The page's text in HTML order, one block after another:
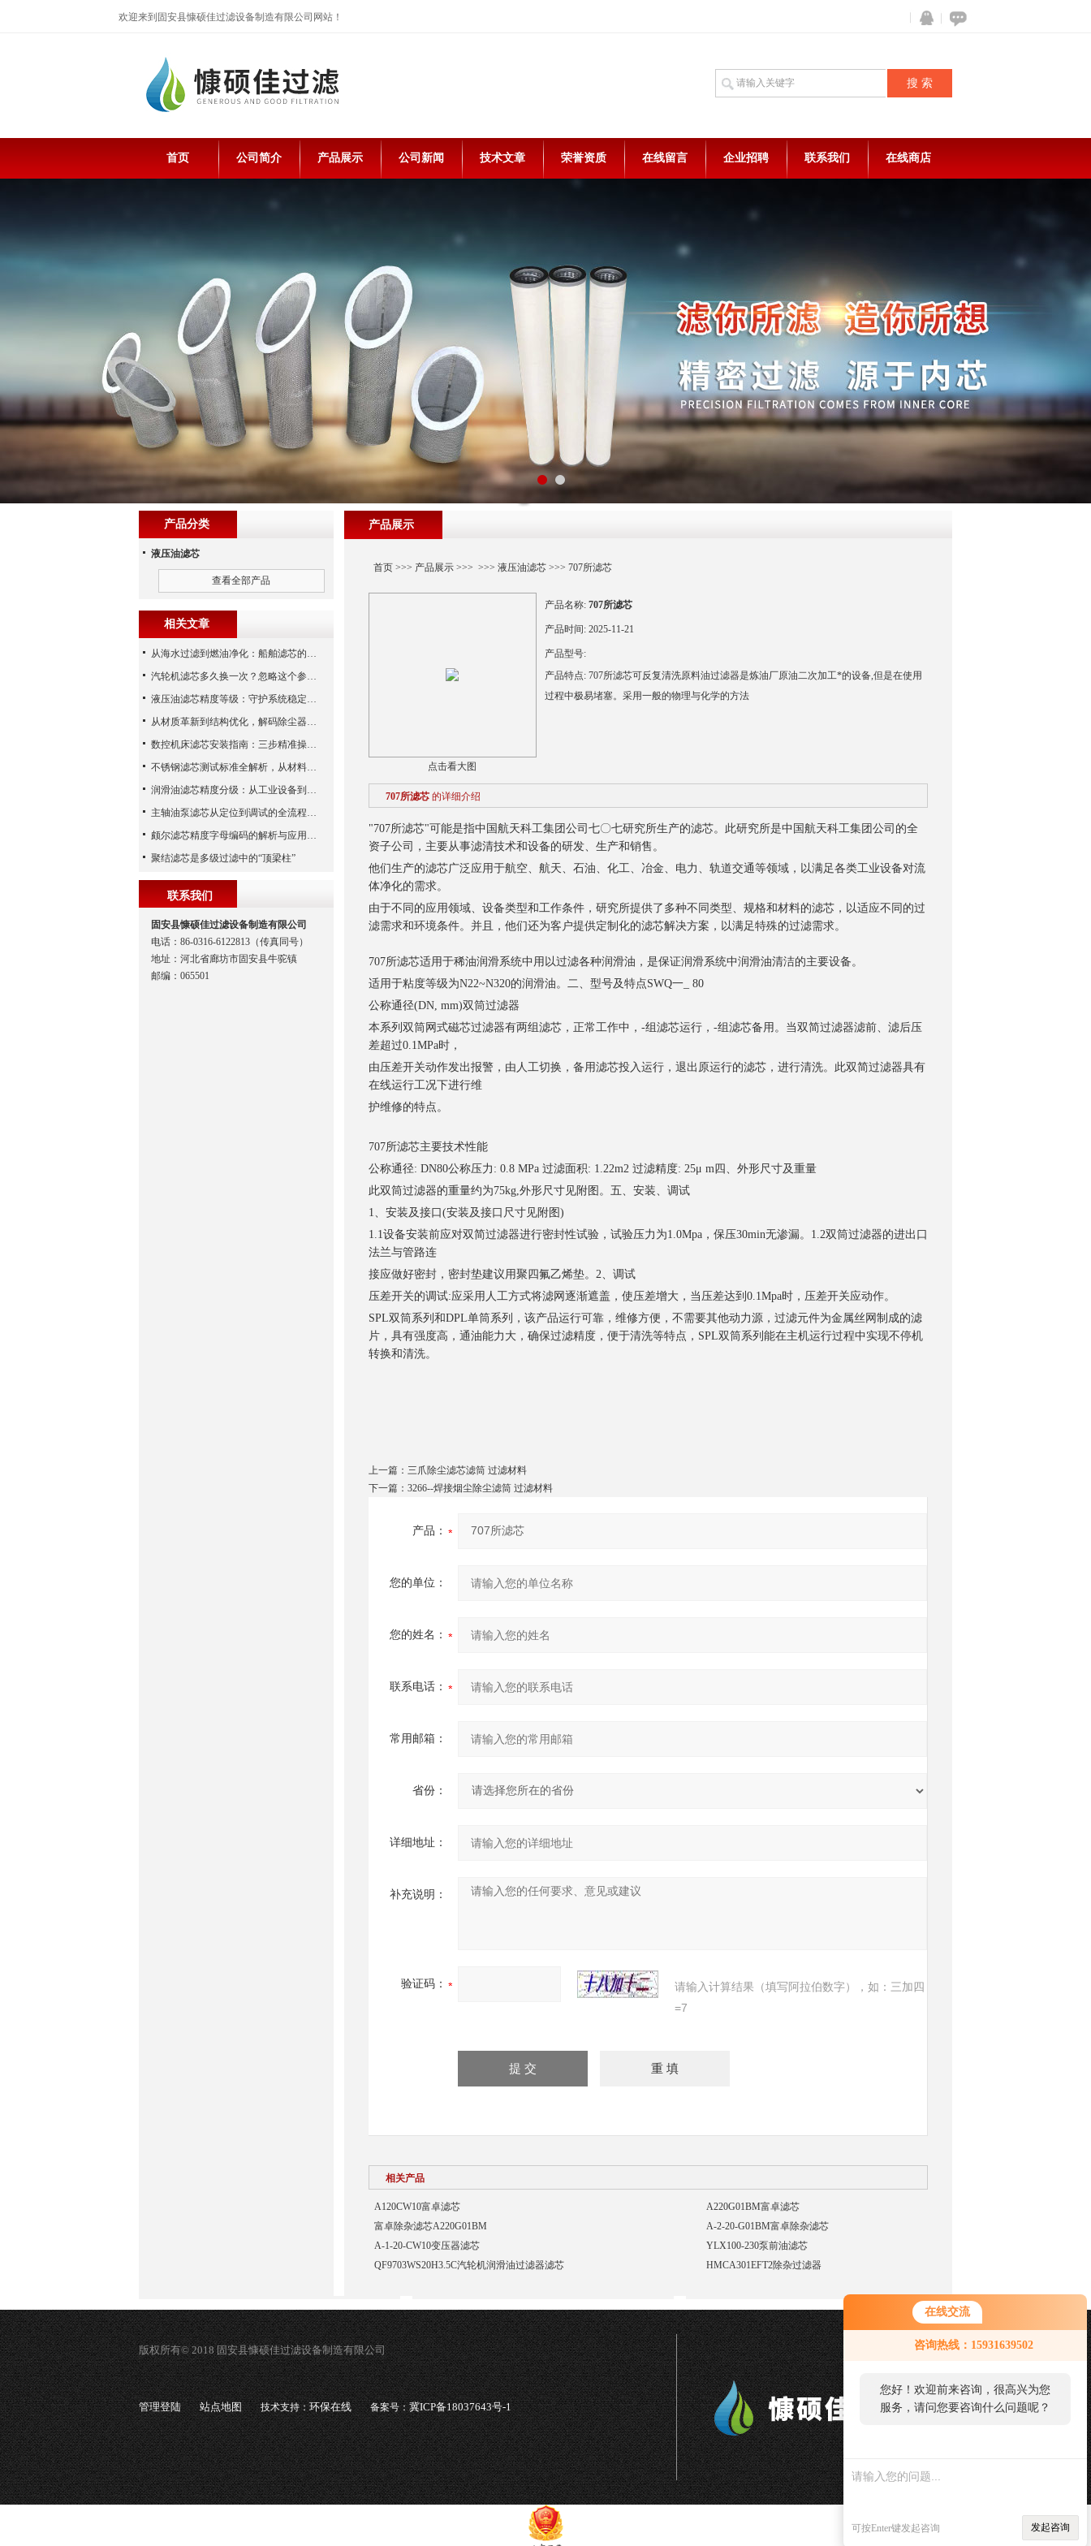
在线交流
咨询热线：15931639502
您好！欢迎前来咨询，很高兴为您
服务，请问您要咨询什么问题呢？
您好，看您停留很久了，是否找到
了需求产品，您可以直接在线与我
可按Enter键发起咨询 发起咨询
欢迎来到固安县慷硕佳过滤设备制造有限公司网站！
在线咨
QQ
首页 公司简介 产品展示 公司新闻 技术文章 荣誉资质 在线留言 企业招聘 联系我们 在线商店
产品展示
首页>>> 产品展示>>> >>> 液压油滤芯>>> 707所滤芯
点击看大图
产品名称: 707所滤芯
产品时间: 2025-11-21
产品型号:
产品特点: 707所滤芯可反复清洗原料油过滤器是炼油厂原油二次加工*的设备,但是在使用
过程中极易堵塞。采用一般的物理与化学的方法
707所滤芯 的详细介绍
"707所滤芯"可能是指中国航天科工集团公司七〇七研究所生产的滤芯。此研究所是中国航天科工集团公司的全
资子公司，主要从事滤清技术和设备的研发、生产和销售。
他们生产的滤芯广泛应用于航空、航天、石油、化工、冶金、电力、轨道交通等领域，以满足各类工业设备对流
体净化的需求。
由于不同的应用领域、设备类型和工作条件，研究所提供了多种不同类型、规格和材料的滤芯，以适应不同的过
滤需求和环境条件。并且，他们还为客户提供定制化的滤芯解决方案，以满足特殊的过滤需求。
707所滤芯适用于稀油润滑系统中用以过滤各种润滑油，是保证润滑系统中润滑油清洁的主要设备。
适用于粘度等级为N22~N320的润滑油。二、型号及特点SWQ一_ 80
公称通径(DN, mm)双筒过滤器
本系列双筒网式磁芯过滤器有两组滤芯，正常工作中，-组滤芯运行，-组滤芯备用。当双简过滤器滤前、滤后压
差超过0.1MPa时，
由压差开关动作发出报警，由人工切换，备用滤芯投入运行，退出原运行的滤芯，进行清洗。此双简过滤器具有
在线运行工况下进行维
护维修的特点。
707所滤芯主要技术性能
公称通径: DN80公称压力: 0.8 MPa 过滤面积: 1.22m2 过滤精度: 25μ m四、外形尺寸及重量
此双筒过滤器的重量约为75kg,外形尺寸见附图。五、安装、调试
1、安装及接口(安装及接口尺寸见附图)
1.1设备安装前应对双简过滤器进行密封性试验，试验压力为1.0Mpa，保压30min无渗漏。1.2双筒过滤器的进出口
法兰与管路连
接应做好密封，密封垫建议用聚四氟乙烯垫。2、调试
压差开关的调试:应采用人工方式将滤网逐渐遮盖，使压差增大，当压差达到0.1Mpa时，压差开关应动作。
SPL双筒系列和DPL单筒系列，该产品运行可靠，维修方便，不需要其他动力源，过滤元件为金属丝网制成的滤
片，具有强度高，通油能力大，确保过滤精度，便于清洗等特点，SPL双筒系列能在主机运行过程中实现不停机
转换和清洗。
上一篇： 三爪除尘滤芯滤筒 过滤材料
下一篇： 3266--焊接烟尘除尘滤筒 过滤材料
产品：
您的单位：
您的姓名：
联系电话：
常用邮箱：
省份：
详细地址：
补充说明：
验证码：
请输入计算结果（填写阿拉伯数字），如：三加四
=7
相关产品
A120CW10富卓滤芯
A220G01BM富卓滤芯
富卓除杂滤芯A220G01BM
A-2-20-G01BM富卓除杂滤芯
A-1-20-CW10变压器滤芯
YLX100-230泵前油滤芯
QF9703WS20H3.5C汽轮机润滑油过滤器滤芯
HMCA301EFT2除杂过滤器
产品分类
液压油滤芯
查看全部产品
相关文章
从海水过滤到燃油净化：船舶滤芯的多场景应用解析
汽轮机滤芯多久换一次？忽略这个参数，机组非停损失可能上百万！
液压油滤芯精度等级：守护系统稳定与寿命的“微米标尺”
从材质革新到结构优化，解码除尘器滤芯性能跃升的核心逻辑
数控机床滤芯安装指南：三步精准操作，杜绝设备“亚健康”
不锈钢滤芯测试标准全解析，从材料性能到应用场景的严苛验证
润滑油滤芯精度分级：从工业设备到精密系统的过滤密码
主轴油泵滤芯从定位到调试的全流程解析
颇尔滤芯精度字母编码的解析与应用指南
聚结滤芯是多级过滤中的“顶梁柱”
联系我们
固安县慷硕佳过滤设备制造有限公司
电话：86-0316-6122813（传真同号）
地址：河北省廊坊市固安县牛驼镇
邮编：065501
版权所有© 2018 固安县慷硕佳过滤设备制造有限公司
管理登陆 站点地图 技术支持：环保在线 备案号：冀ICP备18037643号-1